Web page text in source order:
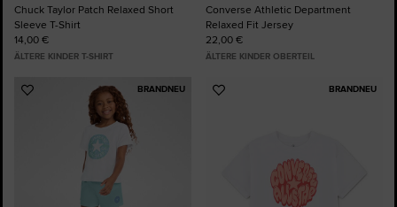
Chuck Taylor Patch Relaxed Short
Sleeve T-Shirt
14,00 €
ÄLTERE KINDER T-SHIRT
Converse Athletic Department
Relaxed Fit Jersey
22,00 €
ÄLTERE KINDER OBERTEIL
BRANDNEU
Zu
BRANDNEU
Zu